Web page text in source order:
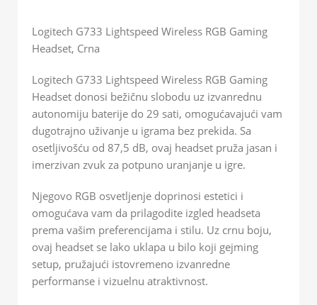
Logitech G733 Lightspeed Wireless RGB Gaming
Headset, Crna
Logitech G733 Lightspeed Wireless RGB Gaming
Headset donosi bežičnu slobodu uz izvanrednu
autonomiju baterije do 29 sati, omogućavajući vam
dugotrajno uživanje u igrama bez prekida. Sa
osetljivošću od 87,5 dB, ovaj headset pruža jasan i
imerzivan zvuk za potpuno uranjanje u igre.
Njegovo RGB osvetljenje doprinosi estetici i
omogućava vam da prilagodite izgled headseta
prema vašim preferencijama i stilu. Uz crnu boju,
ovaj headset se lako uklapa u bilo koji gejming
setup, pružajući istovremeno izvanredne
performanse i vizuelnu atraktivnost.